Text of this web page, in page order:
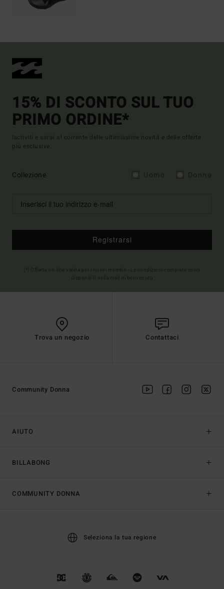
15% DI SCONTO SUL TUO
PRIMO ORDINE*
Iscriviti e sarai al corrente delle ultimissime novità e delle offerte
più esclusive.
Collezione
Registrarsi
Trova un negozio Contattaci
AIUTO
BILLABONG
Community Donna
COMMUNITY DONNA
Seleziona la tua regione